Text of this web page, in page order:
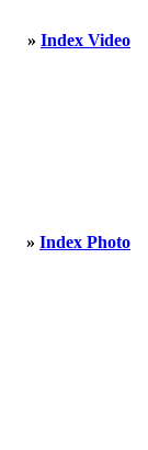
» Index Video
» Index Photo